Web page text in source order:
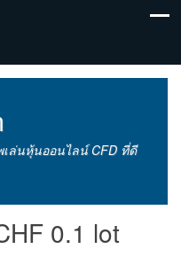
ล่นหุ้นออนไลน์ CFD ที่ดี
0.1 lot